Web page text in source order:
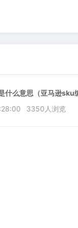
什么意思（亚马逊sku
3350人浏览